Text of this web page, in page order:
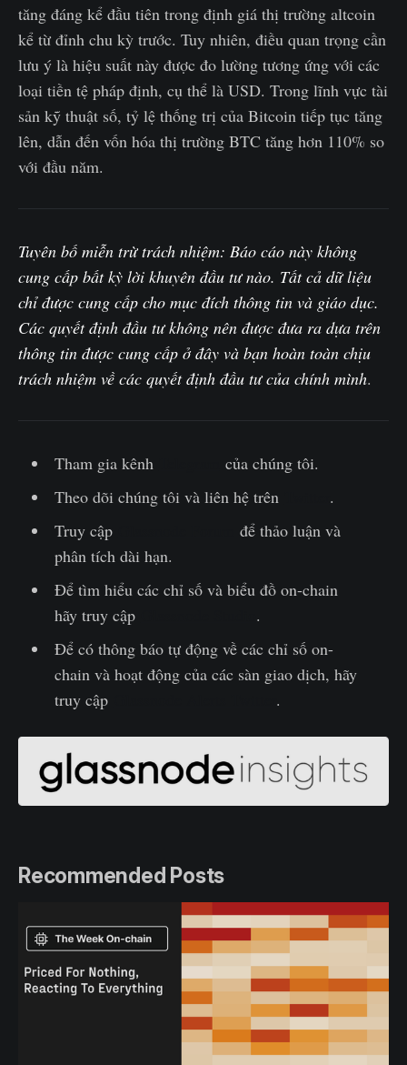
tăng đáng kể đầu tiên trong định giá thị trường altcoin
kể từ đỉnh chu kỳ trước. Tuy nhiên, điều quan trọng cần
lưu ý là hiệu suất này được đo lường tương ứng với các
loại tiền tệ pháp định, cụ thể là USD. Trong lĩnh vực tài
sản kỹ thuật số, tỷ lệ thống trị của Bitcoin tiếp tục tăng
lên, dẫn đến vốn hóa thị trường BTC tăng hơn 110% so
với đầu năm.
Tuyên bố miễn trừ trách nhiệm: Báo cáo này không
cung cấp bất kỳ lời khuyên đầu tư nào. Tất cả dữ liệu
chỉ được cung cấp cho mục đích thông tin và giáo dục.
Các quyết định đầu tư không nên được đưa ra dựa trên
thông tin được cung cấp ở đây và bạn hoàn toàn chịu
trách nhiệm về các quyết định đầu tư của chính mình.‌
Tham gia kênh
của chúng tôi.
Theo dõi chúng tôi và liên hệ trên
.
Truy cập
để thảo luận và
phân tích dài hạn.
Để tìm hiểu các chỉ số và biểu đồ on-chain
hãy truy cập
.
Để có thông báo tự động về các chỉ số on-
chain và hoạt động của các sàn giao dịch, hãy
truy cập
.‌
Recommended Posts